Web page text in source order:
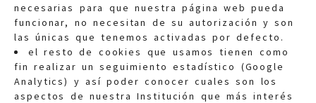
necesarias para que nuestra página web pueda
funcionar, no necesitan de su autorización y son
las únicas que tenemos activadas por defecto.
el resto de cookies que usamos tienen como
fin realizar un seguimiento estadístico (Google
Analytics) y así poder conocer cuales son los
aspectos de nuestra Institución que más interés
Quejas:quejas@eljusticiadearagon.es
Información general:
informacion@eljusticiadearagon.es